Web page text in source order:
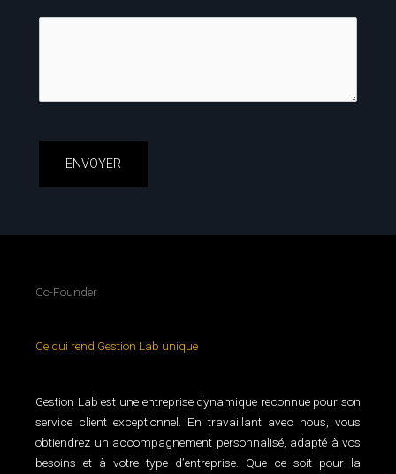
Co-Founder
Ce qui rend Gestion Lab unique
Gestion Lab est une entreprise dynamique reconnue pour son
service client exceptionnel. En travaillant avec nous, vous
obtiendrez un accompagnement personnalisé, adapté à vos
besoins et à votre type d’entreprise. Que ce soit pour la